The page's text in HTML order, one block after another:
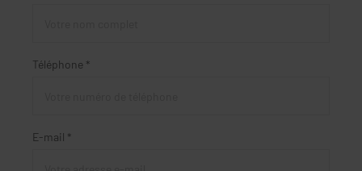
Téléphone *
E-mail *